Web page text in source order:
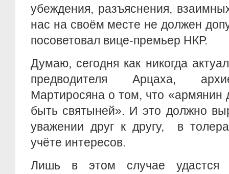
убеждения, разъяснения,
нас на своём месте не должен
посоветовал вице-премьер НКР.
Думаю, сегодня как никогда
предводителя Арцаха,
Мартиросяна о том, что «армянин
быть святыней». И это должно
уважении друг к другу, в
учёте интересов.
Лишь в этом случае удастся